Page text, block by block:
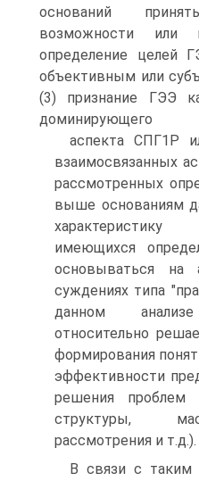
оснований
возможности или
определение целей
объективным или
(3) признание ГЭЭ
доминирующего
аспекта СПГ1Р
взаимосвязанных
рассмотренных
выше основаниям
имеющихся
основываться на
суждениях типа
данном
относительно
формирования
эффективности
решения проблем
структуры,
рассмотрения и т.д.).
В связи с таким